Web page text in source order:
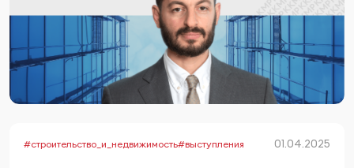
#строительство_и_недвижимость#выступления 01.04.2025